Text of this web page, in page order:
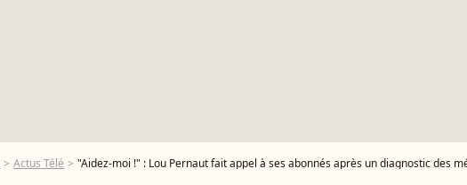
Actus Télé "Aidez-moi !" : Lou Pernaut fait appel à ses abonnés après un diagnostic des